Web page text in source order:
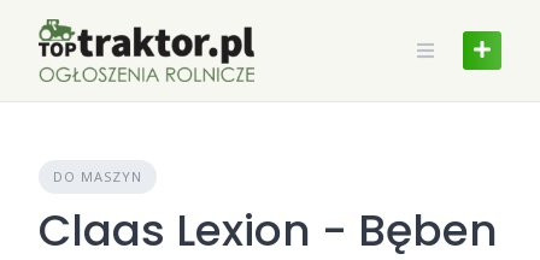
content
DO MASZYN
Claas Lexion - Bęben